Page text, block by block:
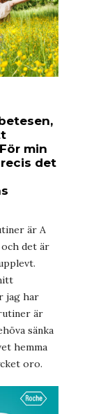
min
det
är A
det är
jag har
är
sänka
hemma
oro.